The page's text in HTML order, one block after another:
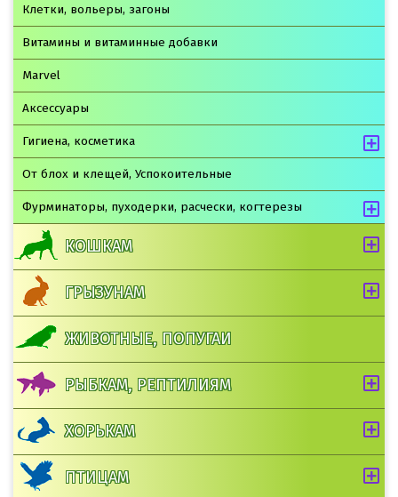
Клетки, вольеры, загоны
Витамины и витаминные добавки
Marvel
Аксессуары
Гигиена, косметика
От блох и клещей, Успокоительные
Фурминаторы, пуходерки, расчески, когтерезы
КОШКАМ
ГРЫЗУНАМ
ЖИВОТНЫЕ, ПОПУГАИ
РЫБКАМ, РЕПТИЛИЯМ
ХОРЬКАМ
ПТИЦАМ